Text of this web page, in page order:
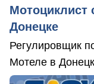
Мотоциклист
Донецке
Регулировщик
Мотеле в